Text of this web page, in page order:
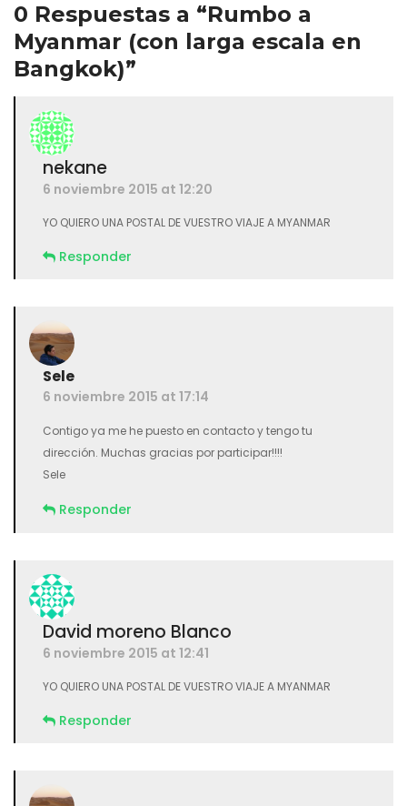
0 Respuestas a “Rumbo a
Myanmar (con larga escala en
Bangkok)”
nekane
6 noviembre 2015 at 12:20
YO QUIERO UNA POSTAL DE VUESTRO VIAJE A MYANMAR
Responder
Sele
6 noviembre 2015 at 17:14
Contigo ya me he puesto en contacto y tengo tu
dirección. Muchas gracias por participar!!!!
Sele
Responder
David moreno Blanco
6 noviembre 2015 at 12:41
YO QUIERO UNA POSTAL DE VUESTRO VIAJE A MYANMAR
Responder